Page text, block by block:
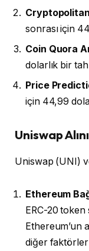
sonrası için
Coin Quora
dolarlık bir
Price
için 44,99
Uniswap
Uniswap (UNI)
Ethereum
ERC-20
Ethereum’un
diğer faktörler